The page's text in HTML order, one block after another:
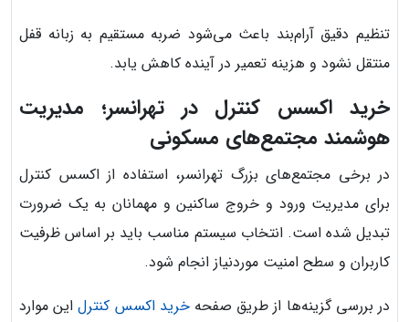
تنظیم دقیق آرام‌بند باعث می‌شود ضربه مستقیم به زبانه قفل
منتقل نشود و هزینه تعمیر در آینده کاهش یابد.
خرید اکسس کنترل در تهرانسر؛ مدیریت
هوشمند مجتمع‌های مسکونی
در برخی مجتمع‌های بزرگ تهرانسر، استفاده از اکسس کنترل
برای مدیریت ورود و خروج ساکنین و مهمانان به یک ضرورت
تبدیل شده است. انتخاب سیستم مناسب باید بر اساس ظرفیت
کاربران و سطح امنیت موردنیاز انجام شود.
در بررسی گزینه‌ها از طریق صفحهخرید اکسس کنترلاین موارد